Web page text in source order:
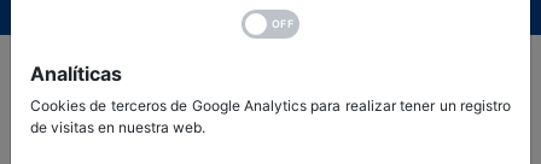
De conformidad con lo establecido en la Ley 34/2002,
de 11 de julio, de servicios de la sociedad de la
Analíticas
Cookies de terceros de Google Analytics para realizar tener un registro
de visitas en nuestra web.